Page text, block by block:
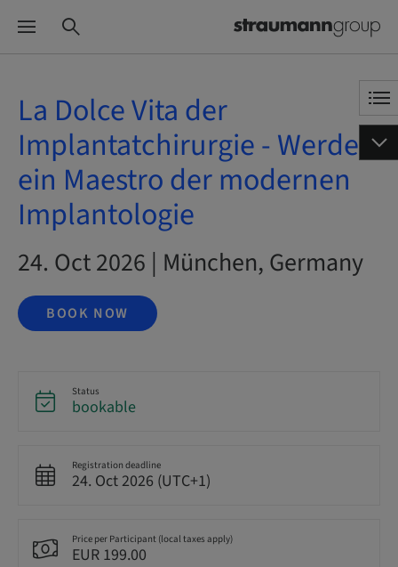
La Dolce Vita der
Implantatchirurgie - Werde
ein Maestro der modernen
Implantologie
24. Oct 2026 | München, Germany
BOOK NOW
Status
bookable
Registration deadline
24. Oct 2026 (UTC+1)
Price per Participant (local taxes apply)
EUR 199.00